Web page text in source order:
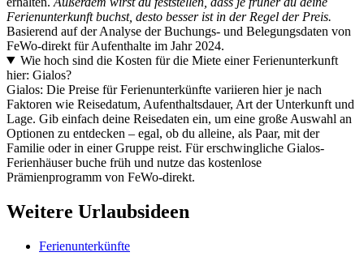
Ferienunterkunft buchst, desto besser ist in der Regel der Preis.
Basierend auf der Analyse der Buchungs- und Belegungsdaten von
FeWo-direkt für Aufenthalte im Jahr 2024.
Wie hoch sind die Kosten für die Miete einer Ferienunterkunft
hier: Gialos?
Gialos: Die Preise für Ferienunterkünfte variieren hier je nach
Faktoren wie Reisedatum, Aufenthaltsdauer, Art der Unterkunft und
Lage. Gib einfach deine Reisedaten ein, um eine große Auswahl an
Optionen zu entdecken – egal, ob du alleine, als Paar, mit der
Familie oder in einer Gruppe reist. Für erschwingliche Gialos-
Ferienhäuser buche früh und nutze das kostenlose
Prämienprogramm von FeWo-direkt.
Weitere Urlaubsideen
Ferienunterkünfte